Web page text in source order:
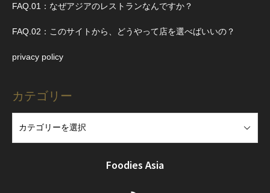
FAQ.01：なぜアジアのレストランなんですか？
FAQ.02：このサイトから、どうやって店を選べばいいの？
privacy policy
カテゴリー
Foodies Asia